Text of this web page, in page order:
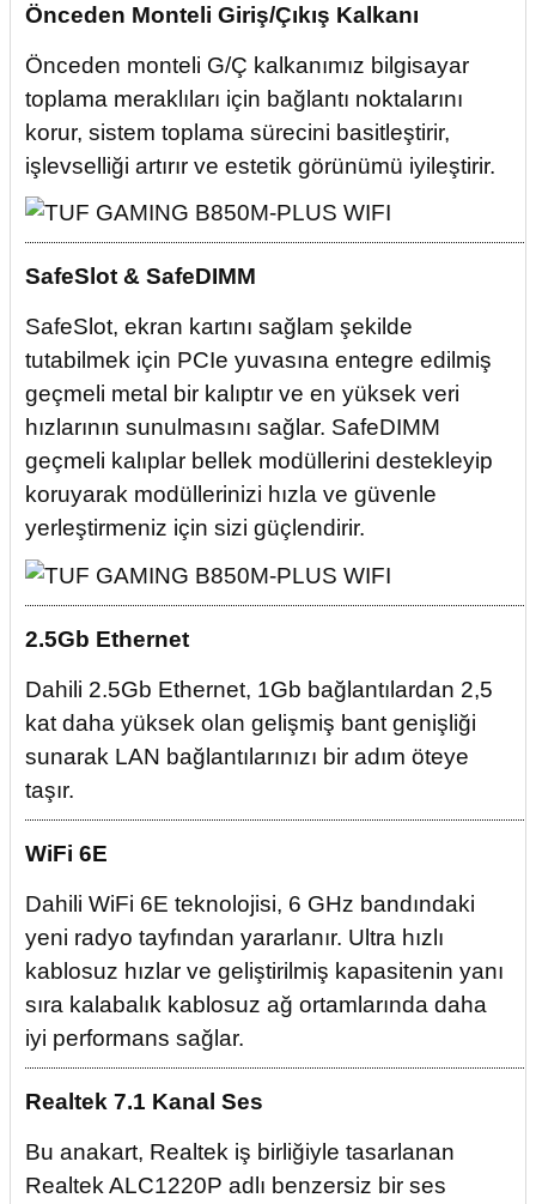
Önceden Monteli Giriş/Çıkış Kalkanı
Önceden monteli G/Ç kalkanımız bilgisayar
toplama meraklıları için bağlantı noktalarını
korur, sistem toplama sürecini basitleştirir,
işlevselliği artırır ve estetik görünümü iyileştirir.
SafeSlot & SafeDIMM
SafeSlot, ekran kartını sağlam şekilde
tutabilmek için PCIe yuvasına entegre edilmiş
geçmeli metal bir kalıptır ve en yüksek veri
hızlarının sunulmasını sağlar. SafeDIMM
geçmeli kalıplar bellek modüllerini destekleyip
koruyarak modüllerinizi hızla ve güvenle
yerleştirmeniz için sizi güçlendirir.
2.5Gb Ethernet
Dahili 2.5Gb Ethernet, 1Gb bağlantılardan 2,5
kat daha yüksek olan gelişmiş bant genişliği
sunarak LAN bağlantılarınızı bir adım öteye
taşır.
WiFi 6E
Dahili WiFi 6E teknolojisi, 6 GHz bandındaki
yeni radyo tayfından yararlanır. Ultra hızlı
kablosuz hızlar ve geliştirilmiş kapasitenin yanı
sıra kalabalık kablosuz ağ ortamlarında daha
iyi performans sağlar.
Realtek 7.1 Kanal Ses
Bu anakart, Realtek iş birliğiyle tasarlanan
Realtek ALC1220P adlı benzersiz bir ses